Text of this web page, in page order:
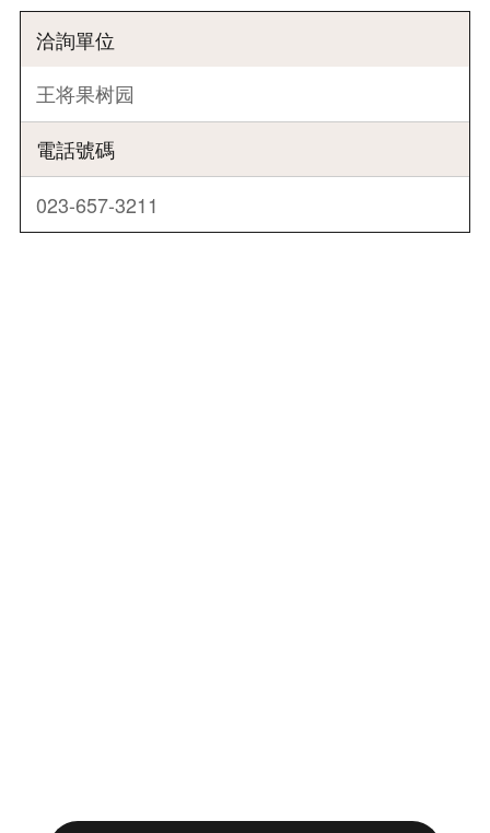
洽詢單位
王将果树园
電話號碼
023-657-3211